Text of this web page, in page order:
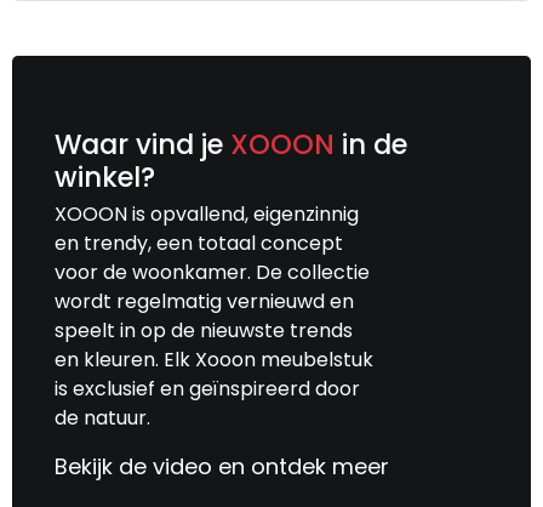
Waar vind je XOOON in de
winkel?
XOOON is opvallend, eigenzinnig
en trendy, een totaal concept
voor de woonkamer. De collectie
wordt regelmatig vernieuwd en
speelt in op de nieuwste trends
en kleuren. Elk Xooon meubelstuk
is exclusief en geïnspireerd door
de natuur.
Bekijk de video en ontdek meer